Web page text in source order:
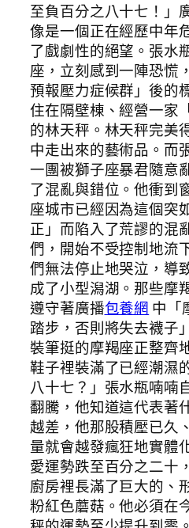
至負百分之八十七！」
像是一個正在經歷中年
了戲劇性的絕望。張水
座，立刻感到一陣恐慌
預報壓力症候群」後的
住在隔壁棟、經營一家
的林天秤。林天秤完美
中走出來的藝術品。而
一團被獅子座暴君隨意
了混亂與錯位。他衝到
座城市已經因為這個突
正」而陷入了荒謬的混
們，開始不受控制地流
們無法停止地哭泣，導
成了小型潟湖。那些摩
遵守著廣播包養網 中「
踏步，否則將失去襪子
裝筆挺的摩羯座正整齊
鞋子裡裝滿了已經潮濕
八十七？」張水瓶喃喃
翻騰，他知道這代表著
越差，他那股積壓已久
量就會越發瘋狂地實體
愛運勢跌至百分之二十
廚房裡長滿了巨大的、
粉紅色蘑菇。他必須在